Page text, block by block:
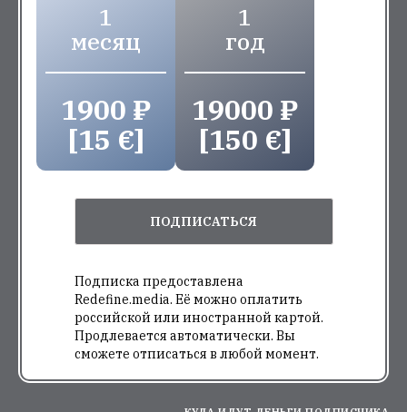
1
месяц
1900 ₽
[15 €]
1
год
19000 ₽
[150 €]
ПОДПИСАТЬСЯ
Подписка предоставлена
Redefine.media. Её можно оплатить
российской или иностранной картой.
Продлевается автоматически. Вы
сможете отписаться в любой момент.